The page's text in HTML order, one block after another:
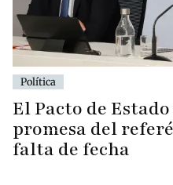
Política
El Pacto de
promesa del
falta de fecha